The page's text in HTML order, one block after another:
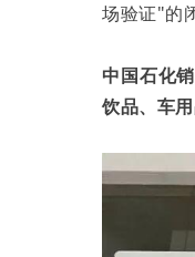
场验证"的
中国石化
饮品、车